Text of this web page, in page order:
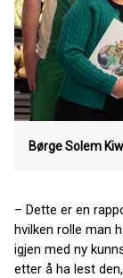
Børge Solem
– Dette er en
hvilken rolle man
igjen med ny
etter å ha lest